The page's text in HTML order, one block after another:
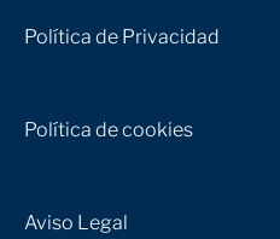
Política de Privacidad
Política de cookies
Aviso Legal